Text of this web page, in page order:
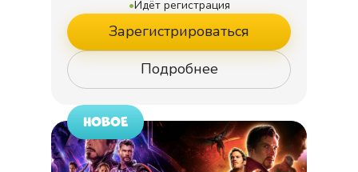
•Идёт регистрация
Зарегистрироваться
Подробнее
НОВОЕ